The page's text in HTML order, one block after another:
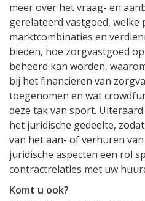
meer over het vraag- en
gerelateerd vastgoed, welke
marktcombinaties en
bieden, hoe zorgvastgoed
beheerd kan worden,
bij het financieren van
toegenomen en wat
deze tak van sport.
het juridische gedeelte,
van het aan- of verhuren
juridische aspecten een rol
contractrelaties met uw
Komt u ook?